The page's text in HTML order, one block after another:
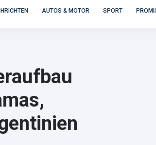
AUTOS & MOTOR SPORT